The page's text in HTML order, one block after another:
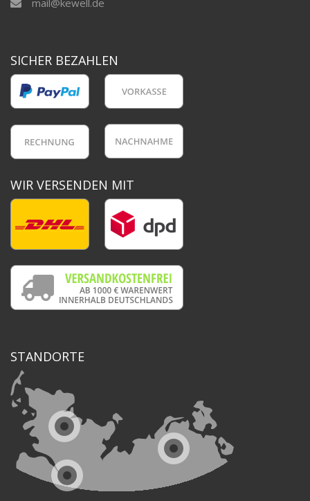
mail@kewell.de
SICHER BEZAHLEN
WIR VERSENDEN MIT
STANDORTE